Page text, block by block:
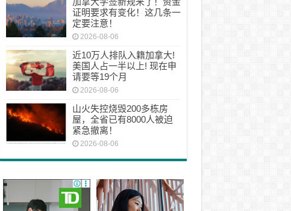
证明要求有变化！这几条一
定要注意！
2026-08-06
近10万人排队入籍加拿大!
美国人占一半以上! 现在申
请要等19个月
2026-08-06
山火失控烧毁200多栋房
屋，全省已有8000人被迫
紧急撤离！
2026-08-06